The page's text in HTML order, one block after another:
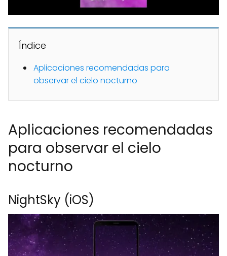
Índice
Aplicaciones recomendadas para
observar el cielo nocturno
Aplicaciones recomendadas
para observar el cielo
nocturno
NightSky (iOS)